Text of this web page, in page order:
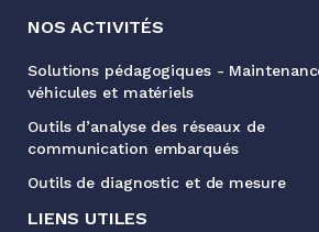
NOS ACTIVITÉS
Solutions pédagogiques -
véhicules et matériels
Outils d’analyse des réseaux de
communication embarqués
Outils de diagnostic et de mesure
LIENS UTILES